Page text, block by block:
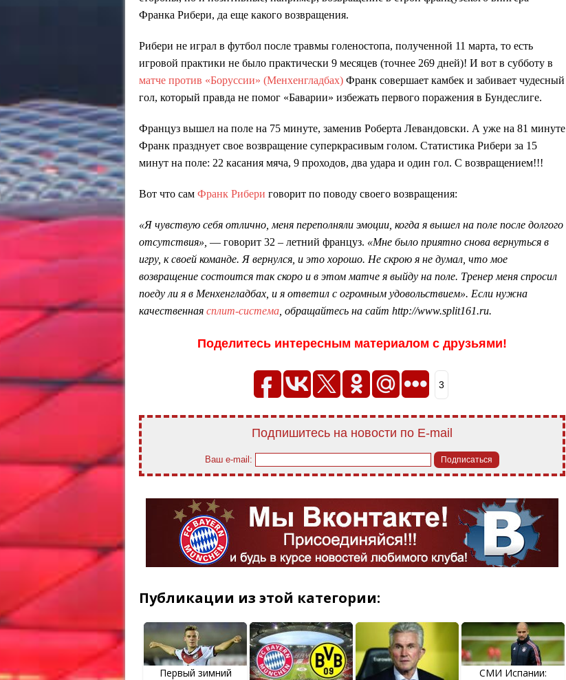
Франка Рибери, да еще какого возвращения.
Рибери не играл в футбол после травмы голеностопа, полученной 11 марта, то есть
игровой практики не было практически 9 месяцев (точнее 269 дней)! И вот в субботу в
матче против «Боруссии» (Менхенгладбах) Франк совершает камбек и забивает чудесный
гол, который правда не помог «Баварии» избежать первого поражения в Бундеслиге.
Француз вышел на поле на 75 минуте, заменив Роберта Левандовски. А уже на 81 минуте
Франк празднует свое возвращение суперкрасивым голом. Статистика Рибери за 15
минут на поле: 22 касания мяча, 9 проходов, два удара и один гол. С возвращением!!!
Вот что сам Франк Рибери говорит по поводу своего возвращения:
«Я чувствую себя отлично, меня переполняли эмоции, когда я вышел на поле после долгого
отсутствия», — говорит 32 – летний француз. «Мне было приятно снова вернуться в
игру, к своей команде. Я вернулся, и это хорошо. Не скрою я не думал, что мое
возвращение состоится так скоро и в этом матче я выйду на поле. Тренер меня спросил
поеду ли я в Менхенгладбах, и я ответил с огромным удовольствием». Если нужна
качественная сплит-система , обращайтесь на сайт http://www.split161.ru.
Поделитесь интересным материалом с друзьями!
3
Подпишитесь на новости по E-mail
Ваш e-mail:
Публикации из этой категории:
Первый зимний
СМИ Испании: